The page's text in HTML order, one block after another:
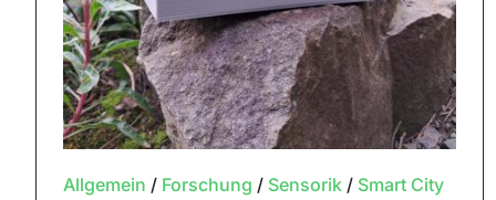
Allgemein / Forschung / Sensorik/ Smart City